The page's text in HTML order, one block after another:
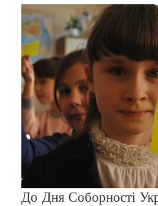
До Дня Соборності